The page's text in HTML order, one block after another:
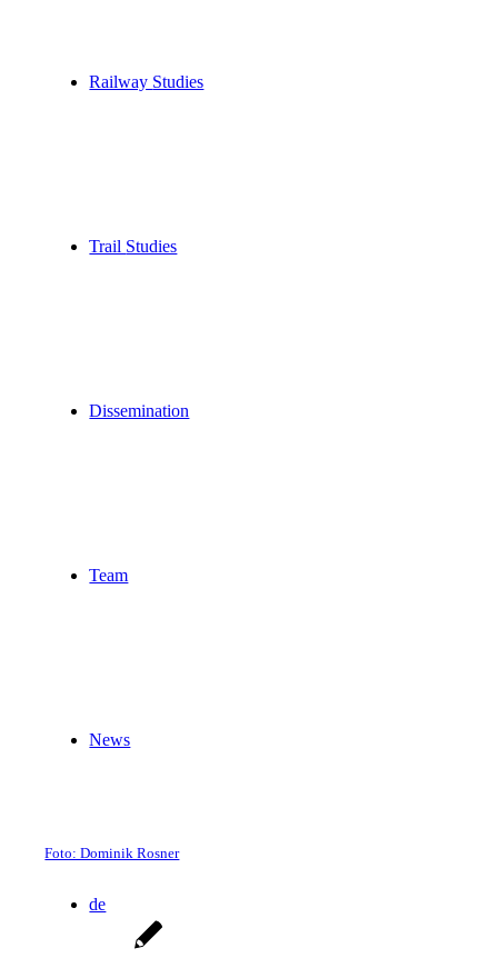
Railway Studies
Trail Studies
Dissemination
Team
News
de
Foto: Dominik Rosner